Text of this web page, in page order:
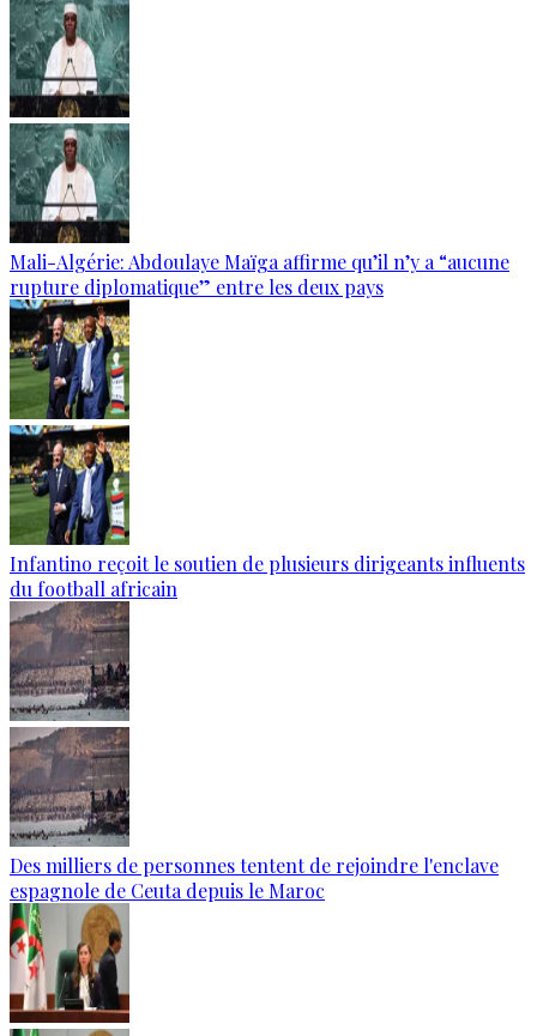
Mali-Algérie: Abdoulaye Maïga affirme qu’il n’y a “aucune
rupture diplomatique” entre les deux pays
Infantino reçoit le soutien de plusieurs dirigeants influents
du football africain
Des milliers de personnes tentent de rejoindre l'enclave
espagnole de Ceuta depuis le Maroc